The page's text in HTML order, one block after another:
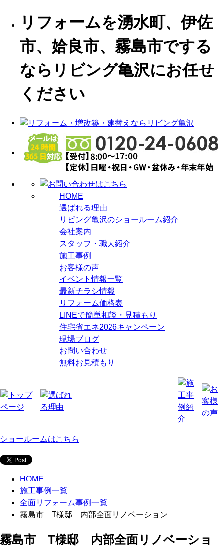
リフォームを湧水町、伊佐
市、姶良市、霧島市でする
ならリビング亀沢にお任せ
ください
HOME
選ばれる理由
リビング亀沢のショールーム紹介
会社案内
スタッフ・職人紹介
施工事例
お客様の声
イベント情報一覧
最新チラシ情報
リフォーム価格表
LINEで簡単相談・見積もり
住宅省エネ2026キャンペーン
現場ブログ
お問い合わせ
無料お見積もり
ショールームはこちら
HOME
施工事例一覧
全面リフォーム事例一覧
霧島市 T様邸 内部全面リノベーション
霧島市 T様邸 内部全面リノベーショ